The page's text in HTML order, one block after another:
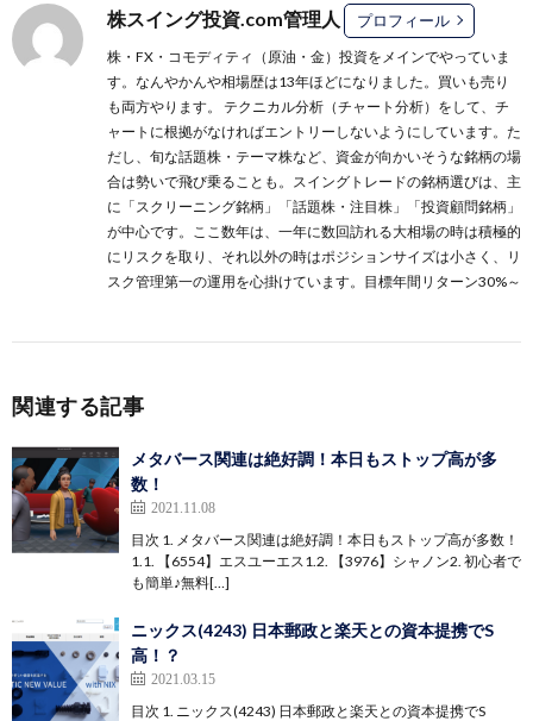
株スイング投資.com管理人 プロフィール
株・FX・コモディティ（原油・金）投資をメインでやっていま
す。なんやかんや相場歴は13年ほどになりました。買いも売り
も両方やります。 テクニカル分析（チャート分析）をして、チ
ャートに根拠がなければエントリーしないようにしています。た
だし、旬な話題株・テーマ株など、資金が向かいそうな銘柄の場
合は勢いで飛び乗ることも。スイングトレードの銘柄選びは、主
に 「スクリーニング銘柄」 「話題株・注目株」
「投資顧問銘柄」
が中心です。ここ数年は、一年に数回訪れる大相場の時は積極的
にリスクを取り、それ以外の時はポジションサイズは小さく、リ
スク管理第一の運用を心掛けています。目標年間リターン30%～
関連する記事
メタバース関連は絶好調！本日もストップ高が多
数！
2021.11.08
目次 1. メタバース関連は絶好調！本日もストップ高が多数！
1.1. 【6554】エスユーエス1.2. 【3976】シャノン2. 初心者で
も簡単♪無料[…]
ニックス(4243) 日本郵政と楽天との資本提携でS
高！？
2021.03.15
目次 1. ニックス(4243) 日本郵政と楽天との資本提携でS